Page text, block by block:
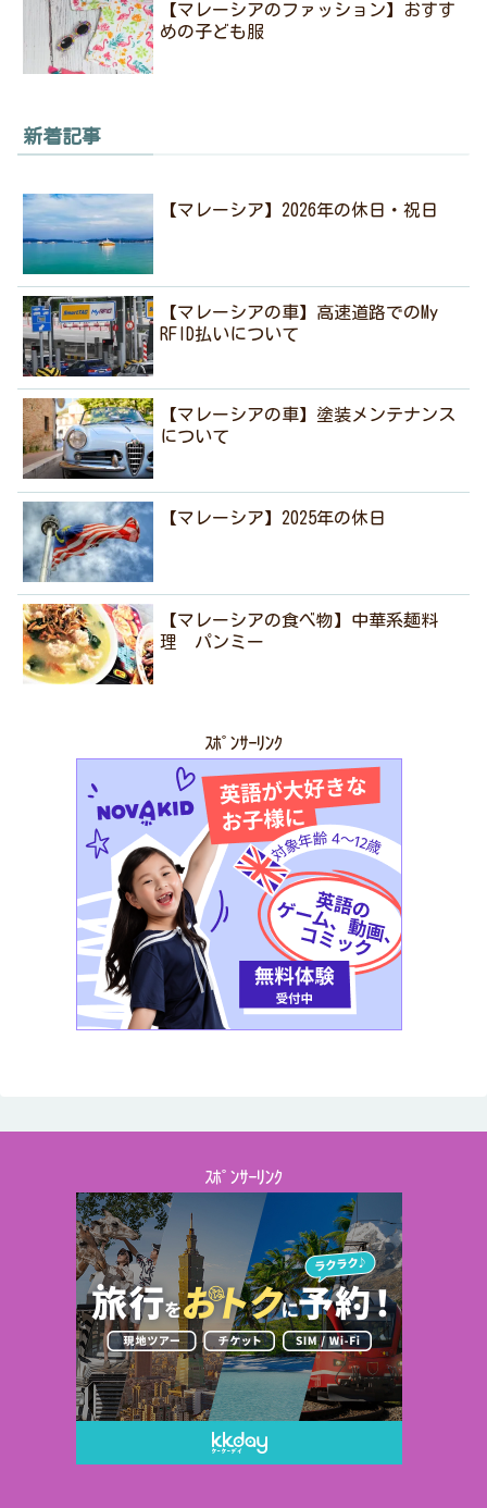
【マレーシアのファッション】おすす
めの子ども服
新着記事
【マレーシア】2026年の休日・祝日
【マレーシアの車】高速道路でのMy
RFID払いについて
【マレーシアの車】塗装メンテナンス
について
【マレーシア】2025年の休日
【マレーシアの食べ物】中華系麺料
理 パンミー
ｽﾎﾟﾝｻｰﾘﾝｸ
ｽﾎﾟﾝｻｰﾘﾝｸ